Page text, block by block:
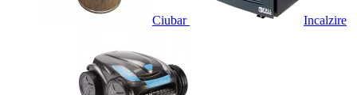
Ciubar Incalzire